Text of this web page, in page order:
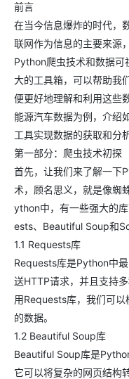
前言
在当今信息爆炸的时代，
联网作为信息的主要来源
Python爬虫技术和数据可
大的工具箱，可以帮助我
便更好地理解和利用这些
能源汽车数据为例，介绍
工具实现数据的获取和分析
第一部分：爬虫技术初探
首先，让我们来了解一下
术，顾名思义，就是像蜘
ython中，有一些强大的
ests、Beautiful Soup和
1.1 Requests库
Requests库是Python中
送HTTP请求，并且支持
用Requests库，我们可
的数据。
1.2 Beautiful Soup库
Beautiful Soup库是
它可以将复杂的网页结构